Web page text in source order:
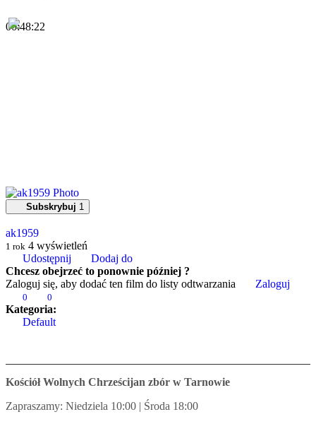
00:48:22
Subskrybuj 1
ak1959
1 rok 4 wyświetleń
Udostępnij
Dodaj do
Chcesz obejrzeć to ponownie później ?
Zaloguj się, aby dodać ten film do listy odtwarzania
Zaloguj
0 0
Kategoria:
Default
Kościół Wolnych Chrześcijan zbór w Tarnowie
Zapraszamy: Niedziela 10:00 | Środa 18:00